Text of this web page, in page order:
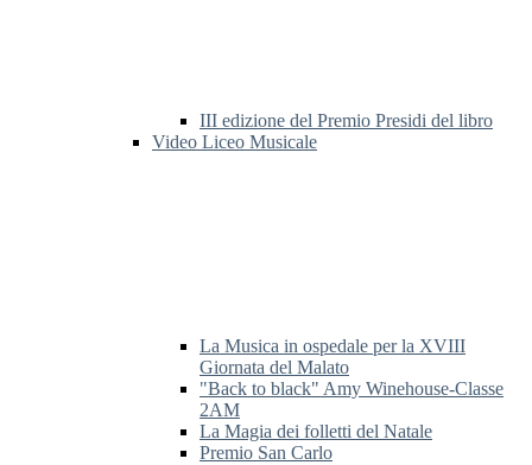
III edizione del Premio Presidi del libro
Video Liceo Musicale
La Musica in ospedale per la XVIII
Giornata del Malato
"Back to black" Amy Winehouse-Classe
2AM
La Magia dei folletti del Natale
Premio San Carlo